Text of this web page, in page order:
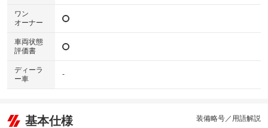
ワン
オーナー
車両状態
評価書
ディーラ
ー車
-
基本仕様 装備略号／用語解説